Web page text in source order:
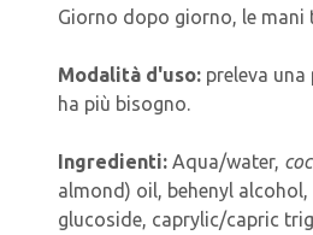
Giorno dopo giorno, le mani
Modalità d'uso: preleva
ha più bisogno.
Ingredienti: Aqua/water,
almond) oil, behenyl
glucoside, caprylic/capric